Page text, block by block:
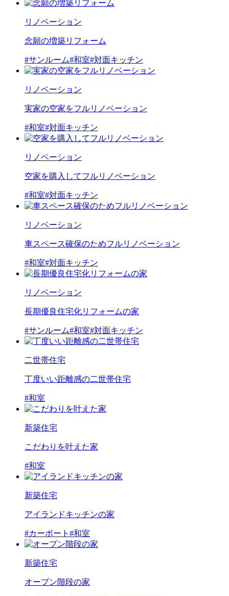
リノベーション
念願の増築リフォーム
#サンルーム#和室#対面キッチン
リノベーション
実家の空家をフルリノベーション
#和室#対面キッチン
リノベーション
空家を購入してフルリノベーション
#和室#対面キッチン
リノベーション
車スペース確保のためフルリノベーション
#和室#対面キッチン
リノベーション
長期優良住宅化リフォームの家
#サンルーム#和室#対面キッチン
二世帯住宅
丁度いい距離感の二世帯住宅
#和室
新築住宅
こだわりを叶えた家
#和室
新築住宅
アイランドキッチンの家
#カーポート #和室
新築住宅
オープン階段の家